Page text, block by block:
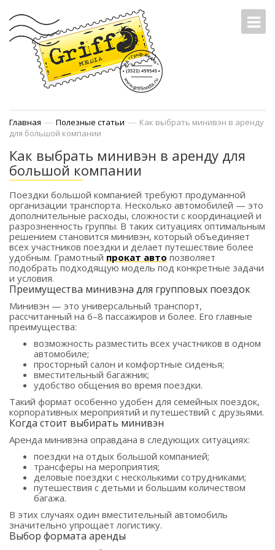
Главная — Полезные статьи — Как выбрать минивэн в аренду
для большой компании
Как выбрать минивэн в аренду для
большой компании
Поездки большой компанией требуют продуманной
организации транспорта. Несколько автомобилей — это
дополнительные расходы, сложности с координацией и
разрозненность группы. В таких ситуациях оптимальным
решением становится минивэн, который объединяет
всех участников поездки и делает путешествие более
удобным. Грамотный прокат авто позволяет
подобрать подходящую модель под конкретные задачи
и условия.
Преимущества минивэна для групповых поездок
Минивэн — это универсальный транспорт,
рассчитанный на 6–8 пассажиров и более. Его главные
преимущества:
возможность разместить всех участников в одном
автомобиле;
просторный салон и комфортные сиденья;
вместительный багажник;
удобство общения во время поездки.
Такий формат особенно удобен для семейных поездок,
корпоративных мероприятий и путешествий с друзьями.
Когда стоит выбирать минивэн
Аренда минивэна оправдана в следующих ситуациях:
поездки на отдых большой компанией;
трансферы на мероприятия;
деловые поездки с несколькими сотрудниками;
путешествия с детьми и большим количеством
багажа.
В этих случаях один вместительный автомобиль
значительно упрощает логистику.
Выбор формата аренды